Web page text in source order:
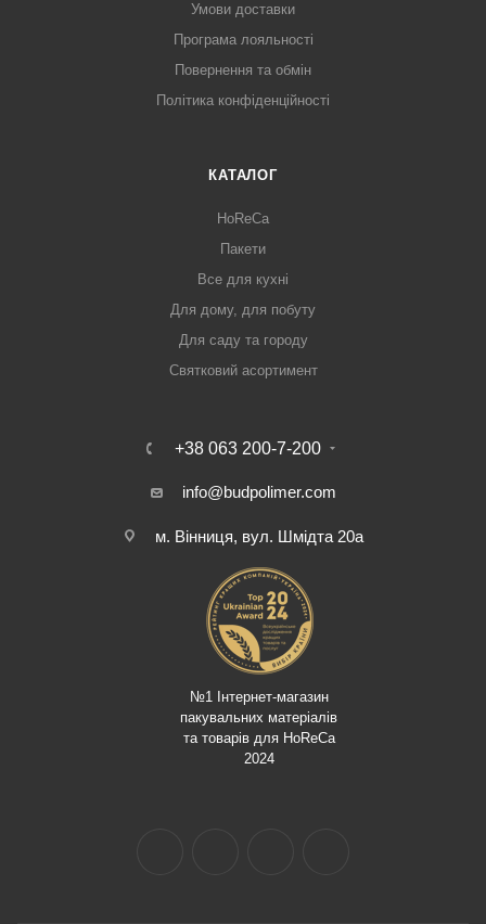
Умови доставки
Програма лояльності
Повернення та обмін
Політика конфіденційності
КАТАЛОГ
HoReCa
Пакети
Все для кухні
Для дому, для побуту
Для саду та городу
Святковий асортимент
+38 063 200-7-200
info@budpolimer.com
м. Вінниця, вул. Шмідта 20а
№1 Інтернет-магазин
пакувальних матеріалів
та товарів для HoReCa
2024